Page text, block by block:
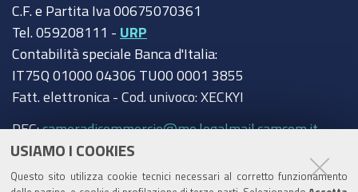
USIAMO I COOKIES
Questo sito utilizza cookie tecnici necessari al corretto funzionamento
C.F. e Partita Iva 00675070361
Tel. 059208111 - URP
Contabilità speciale Banca d'Italia:
IT75Q 01000 04306 TU00 0001 3855
Fatt. elettronica - Cod. univoco: XECKYI
PEC:cameradicommercio@mo.legalmail.camcom.it
Trasparenza